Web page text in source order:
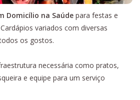
Domicílio na Saúde para festas e
variados com diversas
os gostos.
necessária como pratos,
e equipe para um serviço